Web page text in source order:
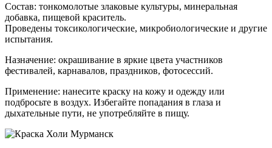
Состав: тонкомолотые злаковые культуры, минеральная
добавка, пищевой краситель.
Проведены токсикологические, микробиологические и другие
испытания.
Назначение: окрашивание в яркие цвета участников
фестивалей, карнавалов, праздников, фотосессий.
Применение: нанесите краску на кожу и одежду или
подбросьте в воздух. Избегайте попадания в глаза и
дыхательные пути, не употребляйте в пищу.